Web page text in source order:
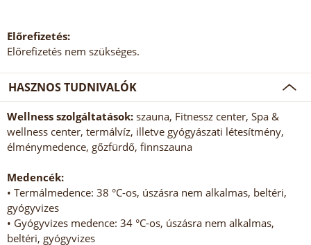
Előrefizetés:
Előrefizetés nem szükséges.
HASZNOS TUDNIVALÓK
Wellness szolgáltatások: szauna, Fitnessz center, Spa &
wellness center, termálvíz, illetve gyógyászati létesítmény,
élménymedence, gőzfürdő, finnszauna
Medencék:
• Termálmedence: 38 °C-os, úszásra nem alkalmas, beltéri,
gyógyvizes
• Gyógyvizes medence: 34 °C-os, úszásra nem alkalmas,
beltéri, gyógyvizes